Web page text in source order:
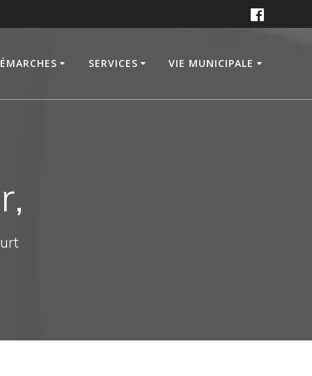
SERVICES VIE MUNICIPALE